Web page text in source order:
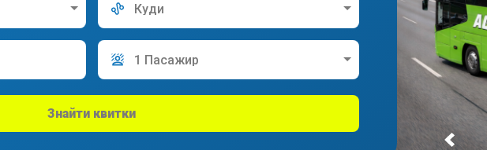
Куди
1 Пасажир
Знайти квитки